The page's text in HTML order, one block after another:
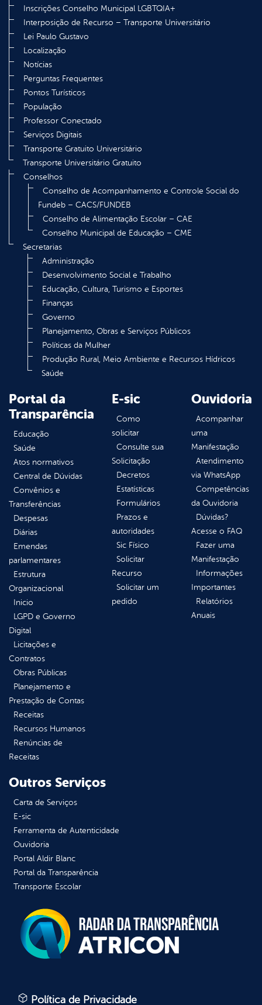
Inscrições Conselho Municipal LGBTQIA+
Interposição de Recurso – Transporte Universitário
Lei Paulo Gustavo
Localização
Notícias
Perguntas Frequentes
Pontos Turísticos
População
Professor Conectado
Serviços Digitais
Transporte Gratuito Universitário
Transporte Universitário Gratuito
Conselhos
Conselho de Acompanhamento e Controle Social do
Fundeb – CACS/FUNDEB
Conselho de Alimentação Escolar – CAE
Conselho Municipal de Educação – CME
Secretarias
Administração
Desenvolvimento Social e Trabalho
Educação, Cultura, Turismo e Esportes
Finanças
Governo
Planejamento, Obras e Serviços Públicos
Políticas da Mulher
Produção Rural, Meio Ambiente e Recursos Hídricos
Saúde
Portal da
Transparência
Educação
Saúde
Atos normativos
Central de Dúvidas
Convênios e
Transferências
Despesas
Diárias
Emendas
parlamentares
Estrutura
Organizacional
Inicio
LGPD e Governo
Digital
Licitações e
Contratos
Obras Públicas
Planejamento e
Prestação de Contas
Receitas
Recursos Humanos
Renúncias de
Receitas
E-sic
Como
solicitar
Consulte sua
Solicitação
Decretos
Estatísticas
Formulários
Prazos e
autoridades
Sic Físico
Solicitar
Recurso
Solicitar um
pedido
Ouvidoria
Acompanhar
uma
Manifestação
Atendimento
via WhatsApp
Competências
da Ouvidoria
Dúvidas?
Acesse o FAQ
Fazer uma
Manifestação
Informações
Importantes
Relatórios
Anuais
Outros Serviços
Carta de Serviços
E-sic
Ferramenta de Autenticidade
Ouvidoria
Portal Aldir Blanc
Portal da Transparência
Transporte Escolar
Política de Privacidade